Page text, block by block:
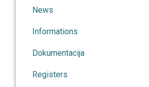
News
Informations
Dokumentacija
Registers